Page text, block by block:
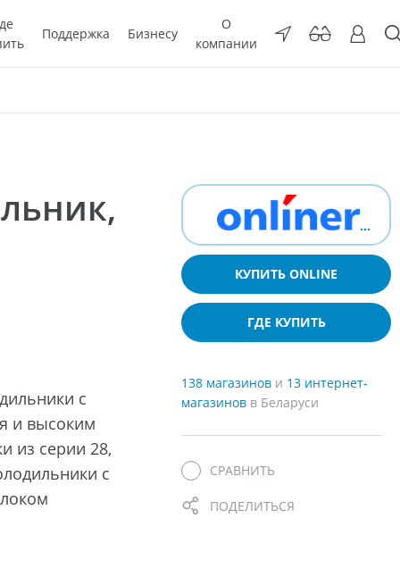
Поддержка Бизнесу
О
компании
с
и высоким
из серии 28,
с
КУПИТЬ ONLINE
ГДЕ КУПИТЬ
138 магазинов и 13 интернет-
магазинов в Беларуси
СРАВНИТЬ
ПОДЕЛИТЬСЯ